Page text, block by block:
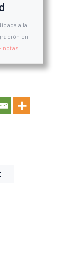
a la
en
notas